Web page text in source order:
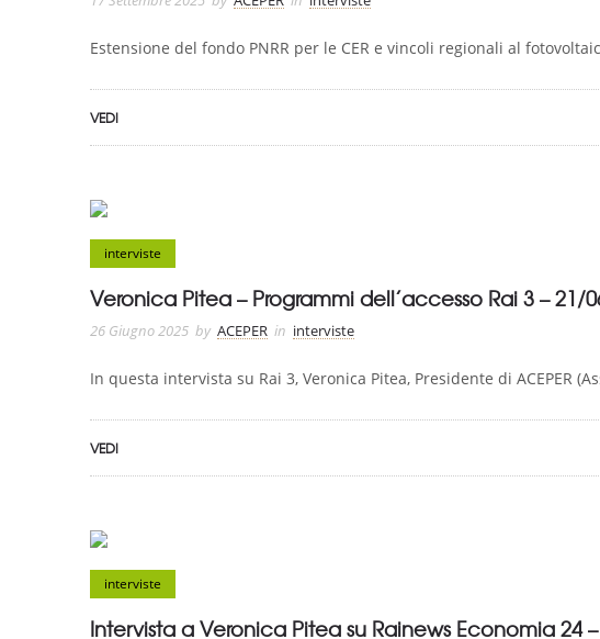
Estensione del fondo PNRR per le CER e vincoli regionali al
VEDI
interviste
Veronica Pitea – Programmi dell’accesso Rai 3 – 21/
26 Giugno 2025 by ACEPER in interviste
In questa intervista su Rai 3, Veronica Pitea, Presidente di ACEPER
VEDI
interviste
Intervista a Veronica Pitea su Rainews Economia 24